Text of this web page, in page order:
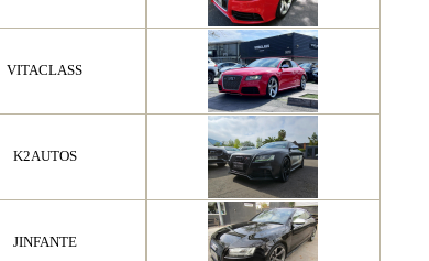
VITACLASS
K2AUTOS
JINFANTE